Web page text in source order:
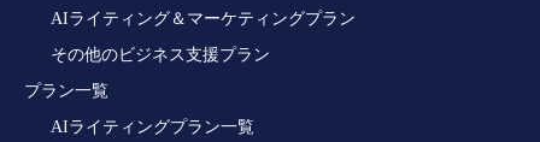
AIライティング＆マーケティングプラン
その他のビジネス支援プラン
プラン一覧
AIライティングプラン一覧